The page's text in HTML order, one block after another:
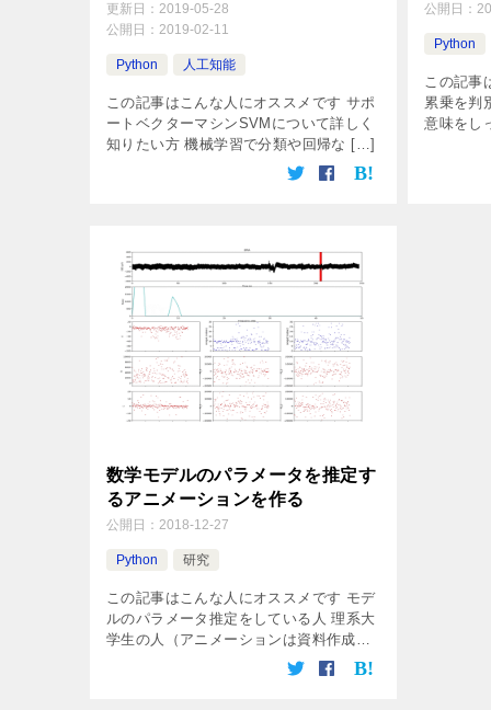
更新日： 2019-05-28
公開日： 2019-02-11
Python 人工知能
この記事はこんな人にオススメです サポ
ートベクターマシンSVMについて詳しく
知りたい方 機械学習で分類や回帰な […]
公開日：
Python
この記事
累乗を判
意味をし
数学モデルのパラメータを推定す
るアニメーションを作る
公開日： 2018-12-27
Python 研究
この記事はこんな人にオススメです モデ
ルのパラメータ推定をしている人 理系大
学生の人（アニメーションは資料作成